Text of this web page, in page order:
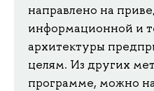
направлено на
информационной и
архитектуры
целям. Из других
программе, можно